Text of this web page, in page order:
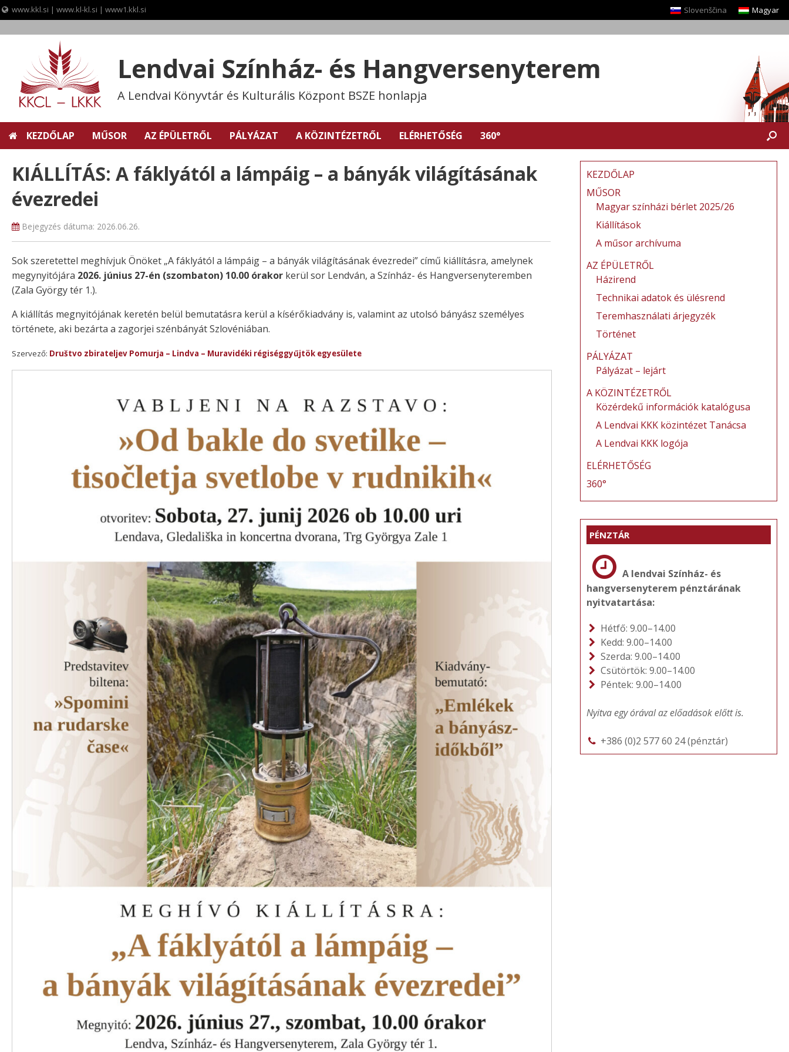
www.kkl.si | www.kl-kl.si | www1.kkl.si Slovenščina
Magyar
Lendvai Színház- és Hangversenyterem
A Lendvai Könyvtár és Kulturális Központ BSZE honlapja
KEZDŐLAP MŰSOR AZ ÉPÜLETRŐL PÁLYÁZAT A KÖZINTÉZETRŐL ELÉRHETŐSÉG 360°
KIÁLLÍTÁS: A fáklyától a lámpáig – a bányák világításának
évezredei
Bejegyzés dátuma: 2026.06.26.
Sok szeretettel meghívjuk Önöket „A fáklyától a lámpáig – a bányák világításának évezredei” című kiállításra, amelynek
megynyitójára 2026. június 27-én (szombaton) 10.00 órakor kerül sor Lendván, a Színház- és Hangversenyteremben
(Zala György tér 1.).
A kiállítás megnyitójának keretén belül bemutatásra kerül a kísérőkiadvány is, valamint az utolsó bányász személyes
története, aki bezárta a zagorjei szénbányát Szlovéniában.
Szervező: Društvo zbirateljev Pomurja – Lindva – Muravidéki régiséggyűjtök egyesülete
KEZDŐLAP
MŰSOR
Magyar színházi bérlet 2025/26
Kiállítások
A műsor archívuma
AZ ÉPÜLETRŐL
Házirend
Technikai adatok és ülésrend
Teremhasználati árjegyzék
Történet
PÁLYÁZAT
Pályázat – lejárt
A KÖZINTÉZETRŐL
Közérdekű információk katalógusa
A Lendvai KKK közintézet Tanácsa
A Lendvai KKK logója
ELÉRHETŐSÉG
360°
PÉNZTÁR
A lendvai Színház- és
hangversenyterem pénztárának
nyitvatartása:
Hétfő: 9.00–14.00
Kedd: 9.00–14.00
Szerda: 9.00–14.00
Csütörtök: 9.00–14.00
Péntek: 9.00–14.00
Nyitva egy órával az előadások előtt is.
+386 (0)2 577 60 24 (pénztár)